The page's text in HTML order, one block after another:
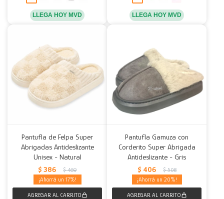
LLEGA HOY MVD LLEGA HOY MVD
Pantufla de Felpa Super
Abrigadas Antideslizante
Unisex - Natural
$ 386 $ 469
17
Pantufla Gamuza con
Corderito Super Abrigada
Antideslizante - Gris
$ 406 $ 508
20